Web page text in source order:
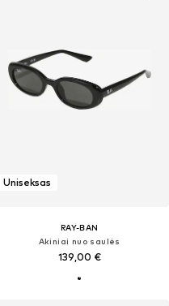
Uniseksas
RAY-BAN
Akiniai nuo saulės
139,00 €